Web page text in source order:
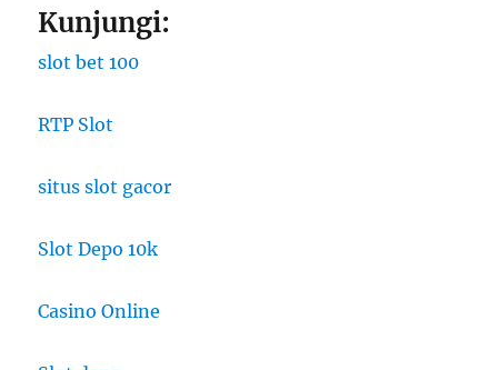
Kunjungi:
slot bet 100
RTP Slot
situs slot gacor
Slot Depo 10k
Casino Online